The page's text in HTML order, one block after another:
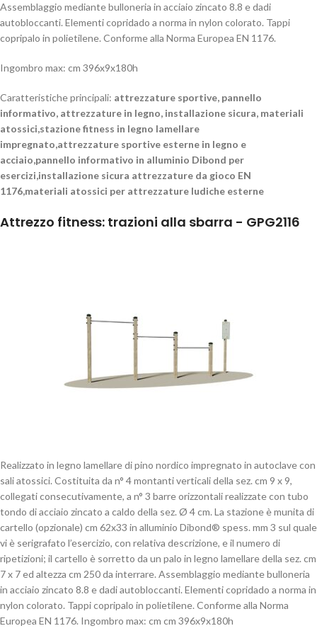
Assemblaggio mediante bulloneria in acciaio zincato 8.8 e dadi
autobloccanti. Elementi copridado a norma in nylon colorato. Tappi
copripalo in polietilene. Conforme alla Norma Europea EN 1176.
Ingombro max: cm 396x9x180h
Caratteristiche principali: attrezzature sportive, pannello
informativo, attrezzature in legno, installazione sicura, materiali
atossici,stazione fitness in legno lamellare
impregnato,attrezzature sportive esterne in legno e
acciaio,pannello informativo in alluminio Dibond per
esercizi,installazione sicura attrezzature da gioco EN
1176,materiali atossici per attrezzature ludiche esterne
Attrezzo fitness: trazioni alla sbarra - GPG2116
Realizzato in legno lamellare di pino nordico impregnato in autoclave con
sali atossici. Costituita da n° 4 montanti verticali della sez. cm 9 x 9,
collegati consecutivamente, a n° 3 barre orizzontali realizzate con tubo
tondo di acciaio zincato a caldo della sez. Ø 4 cm. La stazione è munita di
cartello (opzionale) cm 62x33 in alluminio Dibond® spess. mm 3 sul quale
vi è serigrafato l’esercizio, con relativa descrizione, e il numero di
ripetizioni; il cartello è sorretto da un palo in legno lamellare della sez. cm
7 x 7 ed altezza cm 250 da interrare. Assemblaggio mediante bulloneria
in acciaio zincato 8.8 e dadi autobloccanti. Elementi copridado a norma in
nylon colorato. Tappi copripalo in polietilene. Conforme alla Norma
Europea EN 1176. Ingombro max: cm cm 396x9x180h